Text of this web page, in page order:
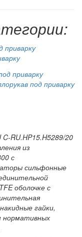
под приварку
RU.HP15.H5289/20
из
с
сильфонные
оболочке с
гайки,
нормативных